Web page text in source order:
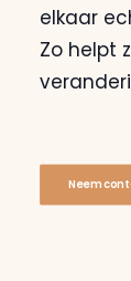
elkaar
Zo helpt
Neem